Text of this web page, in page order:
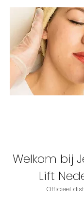
Welkom bij
Lift
Officieel